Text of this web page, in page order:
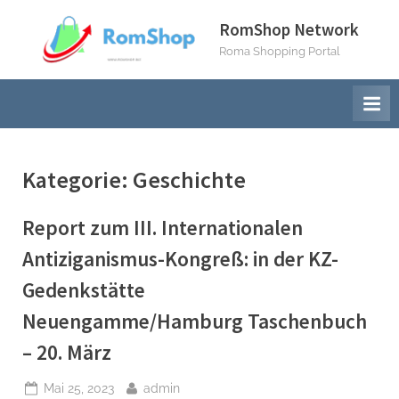
content
RomShop Network
Roma Shopping Portal
Kategorie: Geschichte
Report zum III. Internationalen
Antiziganismus-Kongreß: in der KZ-
Gedenkstätte
Neuengamme/Hamburg Taschenbuch
– 20. März
Posted
Mai 25, 2023 By
admin